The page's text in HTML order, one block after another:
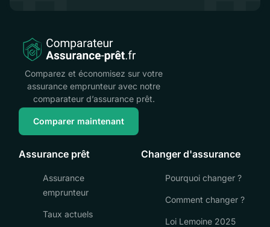
Comparez et économisez sur votre
assurance emprunteur avec notre
comparateur d’assurance prêt.
Comparer maintenant
Assurance prêt
Assurance
emprunteur
Taux actuels
Changer d'assurance
Pourquoi changer ?
Comment changer ?
Loi Lemoine 2025